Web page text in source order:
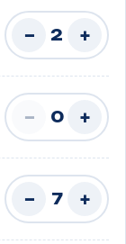
− 2 +
− 0 +
− 7 +